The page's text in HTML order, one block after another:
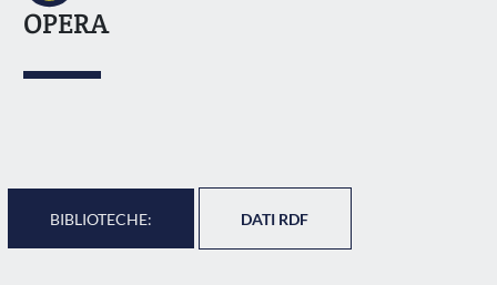
OPERA
BIBLIOTECHE: DATI RDF